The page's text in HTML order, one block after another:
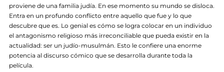
proviene de una familia judía. En ese momento su mundo se disloca.
Entra en un profundo conflicto entre aquello que fue y lo que
descubre que es. Lo genial es cómo se logra colocar en un individuo
el antagonismo religioso más irreconciliable que pueda existir en la
actualidad: ser un judío-musulmán. Esto le confiere una enorme
potencia al discurso cómico que se desarrolla durante toda la
película.